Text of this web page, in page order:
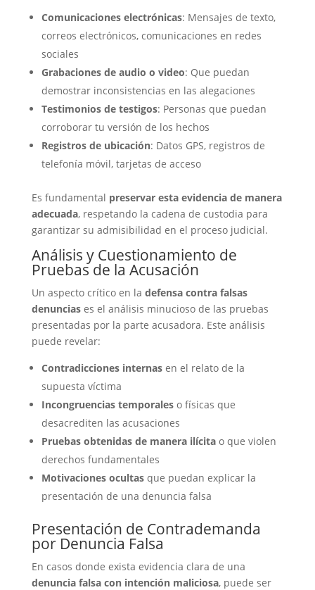
Comunicaciones electrónicas: Mensajes de texto,
correos electrónicos, comunicaciones en redes
sociales
Grabaciones de audio o video: Que puedan
demostrar inconsistencias en las alegaciones
Testimonios de testigos: Personas que puedan
corroborar tu versión de los hechos
Registros de ubicación: Datos GPS, registros de
telefonía móvil, tarjetas de acceso
Es fundamental preservar esta evidencia de manera
adecuada, respetando la cadena de custodia para
garantizar su admisibilidad en el proceso judicial.
Análisis y Cuestionamiento de
Pruebas de la Acusación
Un aspecto crítico en la defensa contra falsas
denunciases el análisis minucioso de las pruebas
presentadas por la parte acusadora. Este análisis
puede revelar:
Contradicciones internasen el relato de la
supuesta víctima
Incongruencias temporaleso físicas que
desacrediten las acusaciones
Pruebas obtenidas de manera ilícitao que violen
derechos fundamentales
Motivaciones ocultasque puedan explicar la
presentación de una denuncia falsa
Presentación de Contrademanda
por Denuncia Falsa
En casos donde exista evidencia clara de una
denuncia falsa con intención maliciosa, puede ser